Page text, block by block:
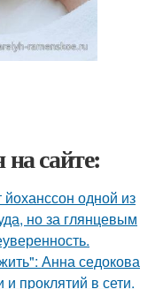
сайте:
одной из
но за глянцевым
Анна седокова
проклятий в сети.